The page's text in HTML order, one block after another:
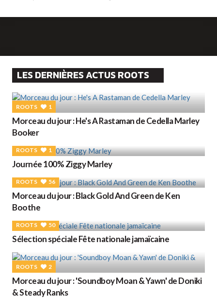
LES DERNIÈRES ACTUS ROOTS
ROOTS 1
Morceau du jour : He's A Rastaman de Cedella Marley
Booker
ROOTS 1
Journée 100% Ziggy Marley
ROOTS 56
Morceau du jour : Black Gold And Green de Ken
Boothe
ROOTS 50
Sélection spéciale Fête nationale jamaïcaine
ROOTS 2
Morceau du jour : 'Soundboy Moan & Yawn' de Doniki
& Steady Ranks